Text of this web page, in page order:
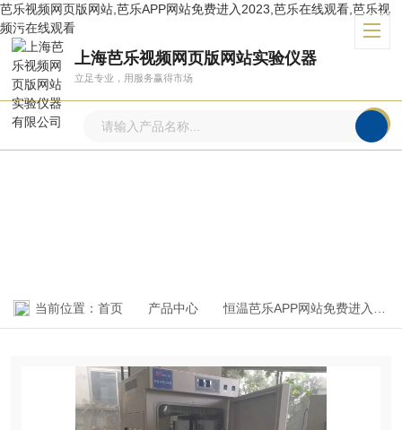
芭乐视频网页版网站,芭乐APP网站免费进入2023,芭乐在线观看,芭乐视
频污在线观看
上海芭乐视频网页版网站实验仪器
立足专业，用服务赢得市场
当前位置： 首页 产品中心 恒温芭乐APP网站免费进入2023